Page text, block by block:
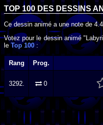
TOP 100 DES DESSINS
Ce dessin animé a une note de
Votez pour le dessin animé
leTop 100:
Rang Prog.
3292. 0